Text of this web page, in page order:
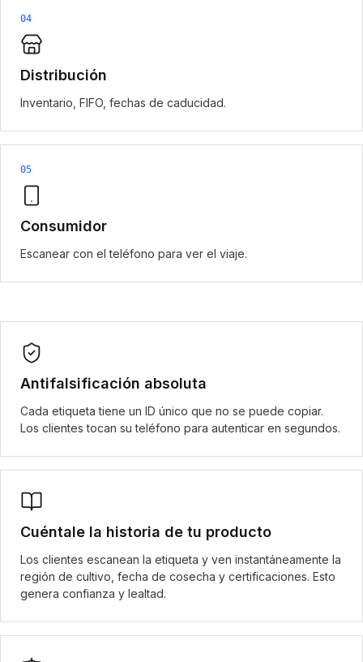
04
Distribución
Inventario, FIFO, fechas de caducidad.
05
Consumidor
Escanear con el teléfono para ver el viaje.
Antifalsificación absoluta
Cada etiqueta tiene un ID único que no se puede copiar.
Los clientes tocan su teléfono para autenticar en segundos.
Cuéntale la historia de tu producto
Los clientes escanean la etiqueta y ven instantáneamente la
región de cultivo, fecha de cosecha y certificaciones. Esto
genera confianza y lealtad.